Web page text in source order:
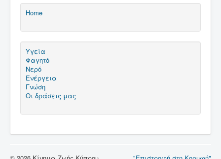
Home
Υγεία
Φαγητό
Νερό
Ενέργεια
Γνώση
Οι δράσεις μας